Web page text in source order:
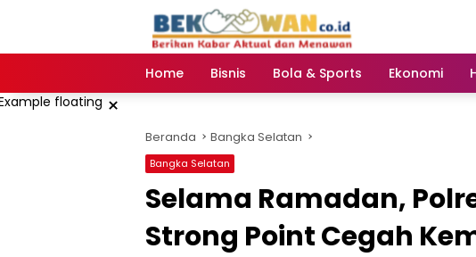
Home
Bisnis Bola & Sports Ekonomi
×
Beranda Bangka Selatan
Bangka Selatan
Selama Ramadan,
Strong Point Cegah